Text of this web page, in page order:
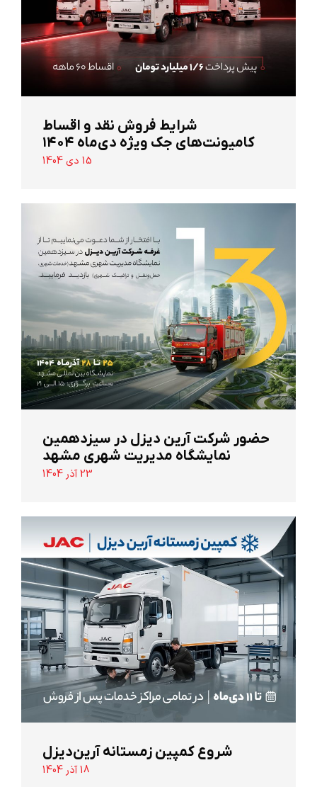
شرایط فروش نقد و اقساط
کامیونت‌های جک ویژه دی‌ماه ۱۴۰۴
15 دی 1404
حضور شرکت آرین ‌دیزل در سیزدهمین
نمایشگاه مدیریت شهری مشهد
23 آذر 1404
شروع کمپین زمستانه آرین‌دیزل
18 آذر 1404